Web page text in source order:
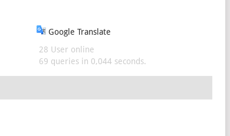
Google Translate
28 User online
69 queries in 0,044 seconds.